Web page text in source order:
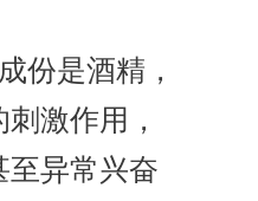
是酒精，
激作用，
至异常兴奋